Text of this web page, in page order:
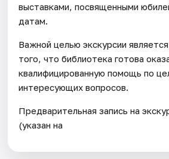
выставками, посвященными
датам.
Важной целью экскурсии
того, что библиотека готова
квалифицированную помощь по
интересующих вопросов.
Предварительная запись на
(указан на